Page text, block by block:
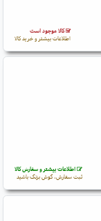
کالا موجود است
اطلاعات بیشتر و خرید کالا
اطلاعات بیشتر و سفارش کالا
ثبت سفارش، گوش بزنگ باشید